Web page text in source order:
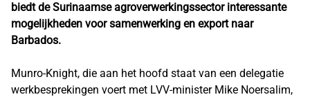
biedt de Surinaamse agroverwerkingssector interessante
mogelijkheden voor samenwerking en export naar
Barbados.
Munro-Knight, die aan het hoofd staat van een delegatie
werkbesprekingen voert met LVV-minister Mike Noersalim,